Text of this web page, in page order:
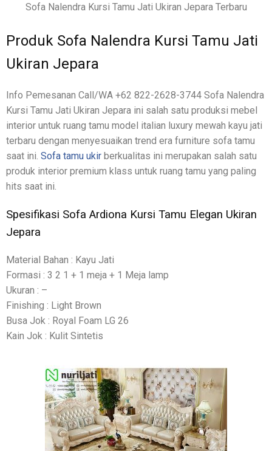
Sofa Nalendra Kursi Tamu Jati Ukiran Jepara Terbaru
Produk Sofa Nalendra Kursi Tamu Jati
Ukiran Jepara
Info Pemesanan Call/WA +62 822-2628-3744 Sofa Nalendra
Kursi Tamu Jati Ukiran Jepara ini salah satu produksi mebel
interior untuk ruang tamu model italian luxury mewah kayu jati
terbaru dengan menyesuaikan trend era furniture sofa tamu
saat ini. Sofa tamu ukir berkualitas ini merupakan salah satu
produk interior premium klass untuk ruang tamu yang paling
hits saat ini.
Spesifikasi Sofa Ardiona Kursi Tamu Elegan Ukiran
Jepara
Material Bahan : Kayu Jati
Formasi : 3 2 1 + 1 meja + 1 Meja lamp
Ukuran : –
Finishing : Light Brown
Busa Jok : Royal Foam LG 26
Kain Jok : Kulit Sintetis